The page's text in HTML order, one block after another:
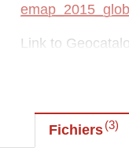
Link to
gr.eu/
https://
with layer
Fichiers 3